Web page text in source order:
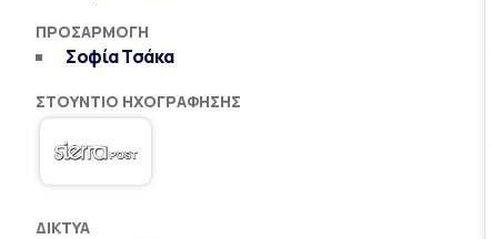
ΠΡΟΣΑΡΜΟΓΉ
Σοφία Τσάκα
ΣΤΟΎΝΤΙΟ ΗΧΟΓΡΆΦΗΣΗΣ
ΔΊΚΤΥΑ